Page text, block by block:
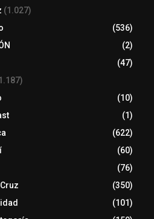
(1.027)
(536)
(2)
(47)
(10)
(1)
(622)
(60)
(76)
(350)
(101)